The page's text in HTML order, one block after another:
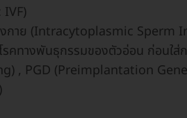
งกาย (Intracytoplasmic Sperm
คทางพันธุกรรมของตัวอ่อน ก่อนใส่
, PGD (Preimplantation